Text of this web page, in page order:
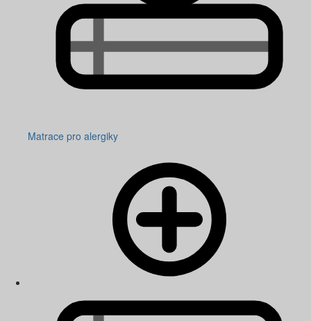
Matrace pro alergiky